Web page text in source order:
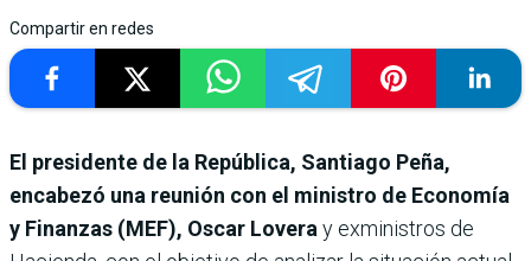
Compartir en redes
El presidente de la República, Santiago Peña,
encabezó una reunión con el ministro de Economía
y Finanzas (MEF), Oscar Loveray exministros de